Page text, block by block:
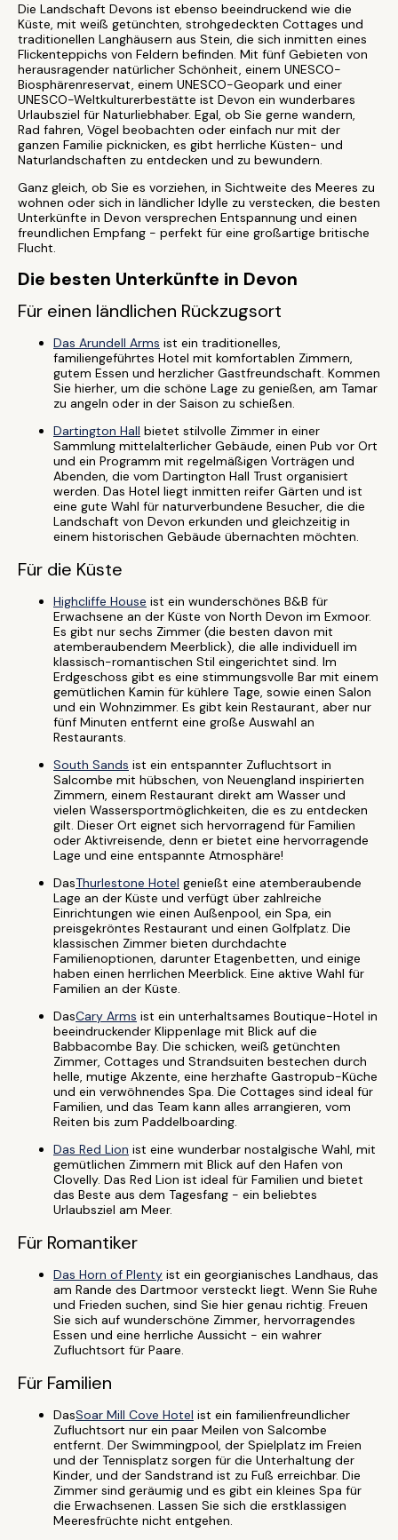
Die Landschaft Devons ist ebenso beeindruckend wie die
Küste, mit weiß getünchten, strohgedeckten Cottages und
traditionellen Langhäusern aus Stein, die sich inmitten eines
Flickenteppichs von Feldern befinden. Mit fünf Gebieten von
herausragender natürlicher Schönheit, einem UNESCO-
Biosphärenreservat, einem UNESCO-Geopark und einer
UNESCO-Weltkulturerbestätte ist Devon ein wunderbares
Urlaubsziel für Naturliebhaber. Egal, ob Sie gerne wandern,
Rad fahren, Vögel beobachten oder einfach nur mit der
ganzen Familie picknicken, es gibt herrliche Küsten- und
Naturlandschaften zu entdecken und zu bewundern.
Ganz gleich, ob Sie es vorziehen, in Sichtweite des Meeres zu
wohnen oder sich in ländlicher Idylle zu verstecken, die besten
Unterkünfte in Devon versprechen Entspannung und einen
freundlichen Empfang - perfekt für eine großartige britische
Flucht.
Die besten Unterkünfte in Devon
Für einen ländlichen Rückzugsort
Das Arundell Arms ist ein traditionelles,
familiengeführtes Hotel mit komfortablen Zimmern,
gutem Essen und herzlicher Gastfreundschaft. Kommen
Sie hierher, um die schöne Lage zu genießen, am Tamar
zu angeln oder in der Saison zu schießen.
Dartington Hall bietet stilvolle Zimmer in einer
Sammlung mittelalterlicher Gebäude, einen Pub vor Ort
und ein Programm mit regelmäßigen Vorträgen und
Abenden, die vom Dartington Hall Trust organisiert
werden. Das Hotel liegt inmitten reifer Gärten und ist
eine gute Wahl für naturverbundene Besucher, die die
Landschaft von Devon erkunden und gleichzeitig in
einem historischen Gebäude übernachten möchten.
Für die Küste
Highcliffe House ist ein wunderschönes B&B für
Erwachsene an der Küste von North Devon im Exmoor.
Es gibt nur sechs Zimmer (die besten davon mit
atemberaubendem Meerblick), die alle individuell im
klassisch-romantischen Stil eingerichtet sind. Im
Erdgeschoss gibt es eine stimmungsvolle Bar mit einem
gemütlichen Kamin für kühlere Tage, sowie einen Salon
und ein Wohnzimmer. Es gibt kein Restaurant, aber nur
fünf Minuten entfernt eine große Auswahl an
Restaurants.
South Sands ist ein entspannter Zufluchtsort in
Salcombe mit hübschen, von Neuengland inspirierten
Zimmern, einem Restaurant direkt am Wasser und
vielen Wassersportmöglichkeiten, die es zu entdecken
gilt. Dieser Ort eignet sich hervorragend für Familien
oder Aktivreisende, denn er bietet eine hervorragende
Lage und eine entspannte Atmosphäre!
DasThurlestone Hotel genießt eine atemberaubende
Lage an der Küste und verfügt über zahlreiche
Einrichtungen wie einen Außenpool, ein Spa, ein
preisgekröntes Restaurant und einen Golfplatz. Die
klassischen Zimmer bieten durchdachte
Familienoptionen, darunter Etagenbetten, und einige
haben einen herrlichen Meerblick. Eine aktive Wahl für
Familien an der Küste.
DasCary Arms ist ein unterhaltsames Boutique-Hotel in
beeindruckender Klippenlage mit Blick auf die
Babbacombe Bay. Die schicken, weiß getünchten
Zimmer, Cottages und Strandsuiten bestechen durch
helle, mutige Akzente, eine herzhafte Gastropub-Küche
und ein verwöhnendes Spa. Die Cottages sind ideal für
Familien, und das Team kann alles arrangieren, vom
Reiten bis zum Paddelboarding.
Das Red Lion ist eine wunderbar nostalgische Wahl, mit
gemütlichen Zimmern mit Blick auf den Hafen von
Clovelly. Das Red Lion ist ideal für Familien und bietet
das Beste aus dem Tagesfang - ein beliebtes
Urlaubsziel am Meer.
Für Romantiker
Das Horn of Plenty ist ein georgianisches Landhaus, das
am Rande des Dartmoor versteckt liegt. Wenn Sie Ruhe
und Frieden suchen, sind Sie hier genau richtig. Freuen
Sie sich auf wunderschöne Zimmer, hervorragendes
Essen und eine herrliche Aussicht - ein wahrer
Zufluchtsort für Paare.
Für Familien
DasSoar Mill Cove Hotel ist ein familienfreundlicher
Zufluchtsort nur ein paar Meilen von Salcombe
entfernt. Der Swimmingpool, der Spielplatz im Freien
und der Tennisplatz sorgen für die Unterhaltung der
Kinder, und der Sandstrand ist zu Fuß erreichbar. Die
Zimmer sind geräumig und es gibt ein kleines Spa für
die Erwachsenen. Lassen Sie sich die erstklassigen
Meeresfrüchte nicht entgehen.